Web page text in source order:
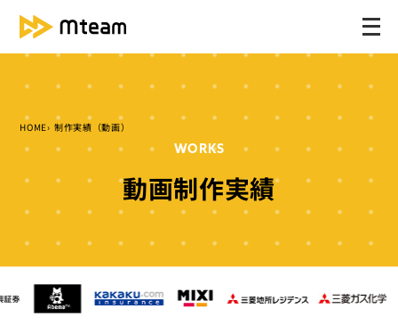
メ
HOME 制作実績（動画）
WORKS
動画制作実績